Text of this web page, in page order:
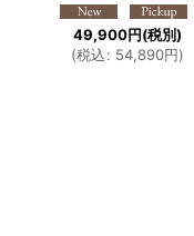
49,900円(税別)
(税込: 54,890円)